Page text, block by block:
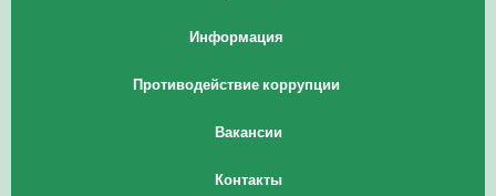
Информация
Противодействие коррупции
Вакансии
Контакты